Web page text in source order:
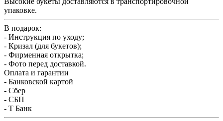
упаковке.
В подарок:
- Инструкция по уходу;
- Кризал (для букетов);
- Фирменная открытка;
- Фото перед доставкой.
Оплата и гарантии
- Банковской картой
- Сбер
- СБП
- Т Банк